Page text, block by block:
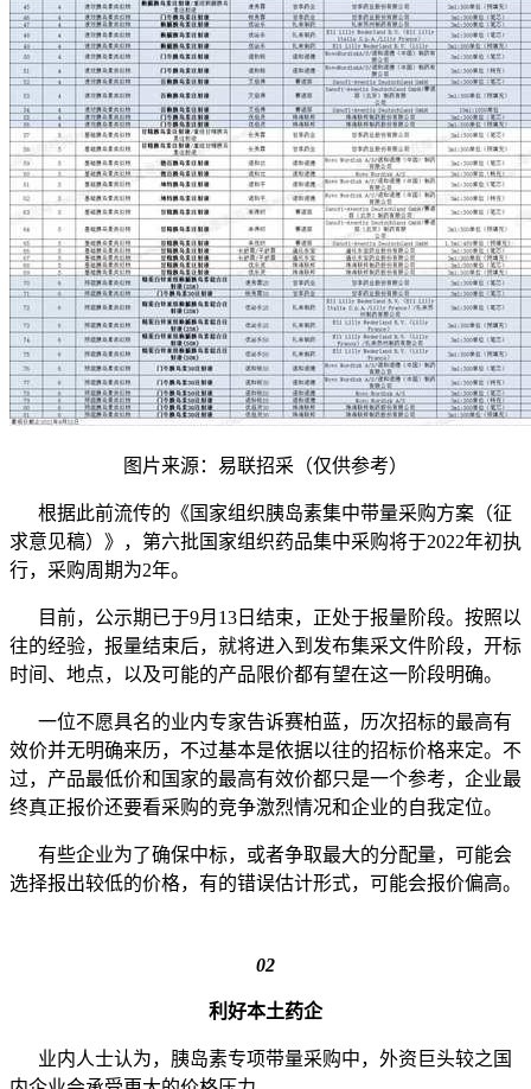
图片来源：易联招采（仅供参考）
根据此前流传的《国家组织胰岛素集中带量采购方案（征
求意见稿）》，第六批国家组织药品集中采购将于2022年初执
行，采购周期为2年。
目前，公示期已于9月13日结束，正处于报量阶段。按照以
往的经验，报量结束后，就将进入到发布集采文件阶段，开标
时间、地点，以及可能的产品限价都有望在这一阶段明确。
一位不愿具名的业内专家告诉赛柏蓝，历次招标的最高有
效价并无明确来历，不过基本是依据以往的招标价格来定。不
过，产品最低价和国家的最高有效价都只是一个参考，企业最
终真正报价还要看采购的竞争激烈情况和企业的自我定位。
有些企业为了确保中标，或者争取最大的分配量，可能会
选择报出较低的价格，有的错误估计形式，可能会报价偏高。
02
利好本土药企
业内人士认为，胰岛素专项带量采购中，外资巨头较之国